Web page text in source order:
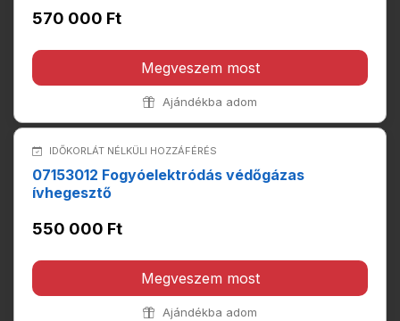
570 000 Ft
Megveszem most
Ajándékba adom
IDŐKORLÁT NÉLKÜLI HOZZÁFÉRÉS
07153012 Fogyóelektródás védőgázas
ívhegesztő
550 000 Ft
Megveszem most
Ajándékba adom